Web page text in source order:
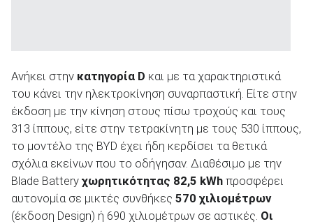
Ανήκει στην κατηγορία D και με τα χαρακτηριστικά
του κάνει την ηλεκτροκίνηση συναρπαστική. Είτε στην
έκδοση με την κίνηση στους πίσω τροχούς και τους
313 ίππους, είτε στην τετρακίνητη με τους 530 ίππους,
το μοντέλο της BYD έχει ήδη κερδίσει τα θετικά
σχόλια εκείνων που το οδήγησαν. Διαθέσιμο με την
Blade Battery χωρητικότητας 82,5 kWh προσφέρει
αυτονομία σε μικτές συνθήκες 570 χιλιομέτρων
(έκδοση Design) ή 690 χιλιομέτρων σε αστικές. Οι